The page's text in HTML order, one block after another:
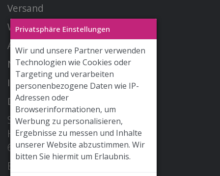
Privatsphäre Einstellungen
Wir und unsere Partner verwenden
Technologien wie Cookies oder
Targeting und verarbeiten
personenbezogene Daten wie IP-
Adressen oder
Browserinformationen, um
Werbung zu personalisieren,
Ergebnisse zu messen und Inhalte
unserer Website abzustimmen. Wir
bitten Sie hiermit um Erlaubnis.
Versand
Widerrufsrecht
AGB
Newsletter
Impressum
Datenschutz
STOFF & LIEBE GmbH
Hohe Str. 2
68526 Ladenburg
E-Mail: info@stoffundliebe.de